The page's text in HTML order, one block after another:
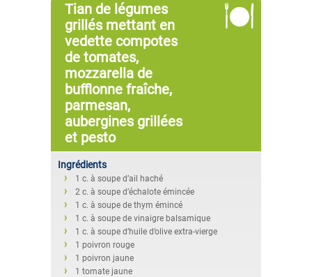
Tian de légumes
grillés mettant en
vedette compotes
de tomates,
mozzarella de
bufflonne fraîche,
parmesan,
aubergines grillées
et pesto
Ingrédients
1 c. à soupe d’ail haché
2 c. à soupe d’échalote émincée
1 c. à soupe de thym émincé
1 c. à soupe de vinaigre balsamique
1 c. à soupe d’huile d’olive extra-vierge
1 poivron rouge
1 poivron jaune
1 tomate jaune